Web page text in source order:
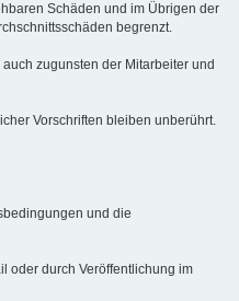
Schäden und im Übrigen der
begrenzt.
zugunsten der Mitarbeiter und
Vorschriften bleiben unberührt.
und die
oder durch Veröffentlichung im